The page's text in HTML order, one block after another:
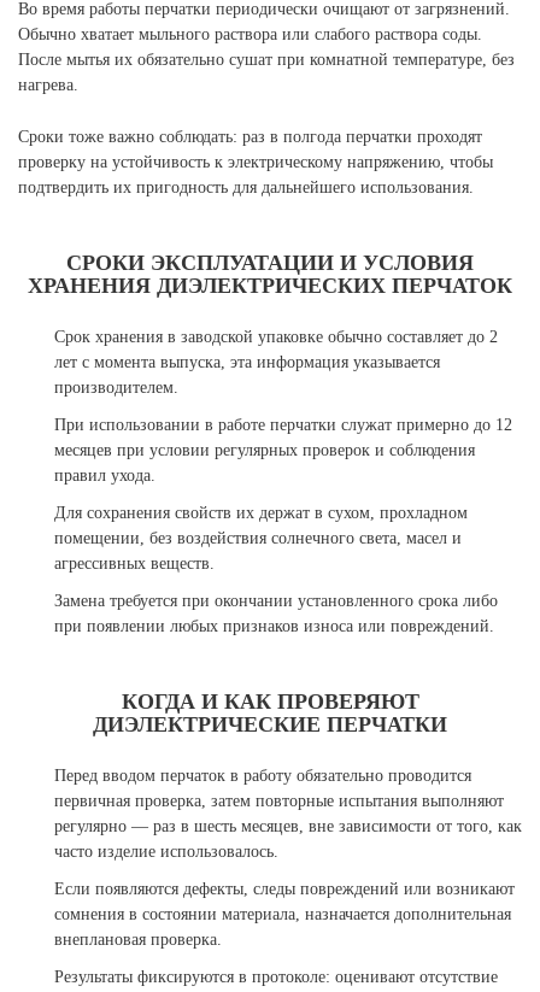
Во время работы перчатки периодически очищают от загрязнений.
Обычно хватает мыльного раствора или слабого раствора соды.
После мытья их обязательно сушат при комнатной температуре, без
нагрева.
Сроки тоже важно соблюдать: раз в полгода перчатки проходят
проверку на устойчивость к электрическому напряжению, чтобы
подтвердить их пригодность для дальнейшего использования.
СРОКИ ЭКСПЛУАТАЦИИ И УСЛОВИЯ
ХРАНЕНИЯ ДИЭЛЕКТРИЧЕСКИХ ПЕРЧАТОК
Срок хранения в заводской упаковке обычно составляет до 2
лет с момента выпуска, эта информация указывается
производителем.
При использовании в работе перчатки служат примерно до 12
месяцев при условии регулярных проверок и соблюдения
правил ухода.
Для сохранения свойств их держат в сухом, прохладном
помещении, без воздействия солнечного света, масел и
агрессивных веществ.
Замена требуется при окончании установленного срока либо
при появлении любых признаков износа или повреждений.
КОГДА И КАК ПРОВЕРЯЮТ
ДИЭЛЕКТРИЧЕСКИЕ ПЕРЧАТКИ
Перед вводом перчаток в работу обязательно проводится
первичная проверка, затем повторные испытания выполняют
регулярно — раз в шесть месяцев, вне зависимости от того, как
часто изделие использовалось.
Если появляются дефекты, следы повреждений или возникают
сомнения в состоянии материала, назначается дополнительная
внеплановая проверка.
Результаты фиксируются в протоколе: оценивают отсутствие